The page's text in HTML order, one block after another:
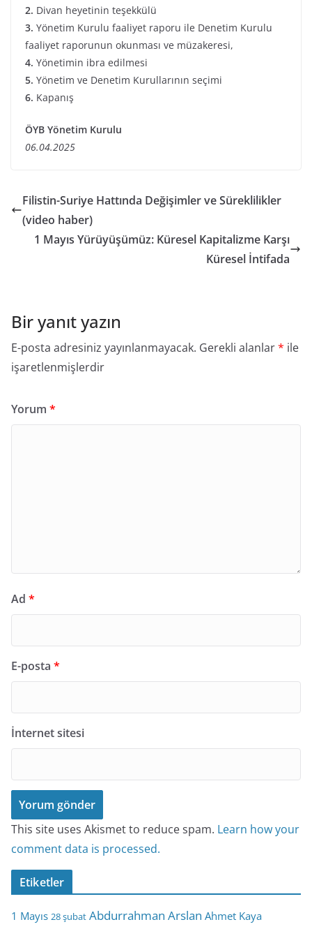
2. Divan heyetinin teşekkülü
3. Yönetim Kurulu faaliyet raporu ile Denetim Kurulu
faaliyet raporunun okunması ve müzakeresi,
4. Yönetimin ibra edilmesi
5. Yönetim ve Denetim Kurullarının seçimi
6. Kapanış
ÖYB Yönetim Kurulu
06.04.2025
Filistin-Suriye Hattında Değişimler ve Süreklilikler
(video haber)
1 Mayıs Yürüyüşümüz: Küresel Kapitalizme Karşı
Küresel İntifada
Bir yanıt yazın
E-posta adresiniz yayınlanmayacak. Gerekli alanlar* ile
işaretlenmişlerdir
Yorum *
Ad *
E-posta *
İnternet sitesi
This site uses Akismet to reduce spam. Learn how your
comment data is processed.
Etiketler
1 Mayıs 28 şubat Abdurrahman Arslan Ahmet Kaya